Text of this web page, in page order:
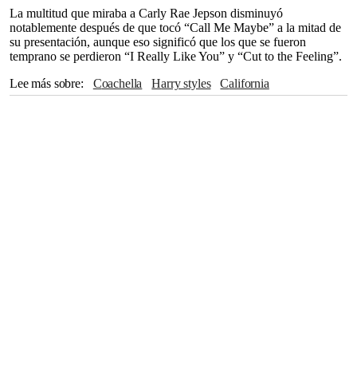
La multitud que miraba a Carly Rae Jepson disminuyó
notablemente después de que tocó “Call Me Maybe” a la mitad de
su presentación, aunque eso significó que los que se fueron
temprano se perdieron “I Really Like You” y “Cut to the Feeling”.
Lee más sobre
Coachella harry styles
California